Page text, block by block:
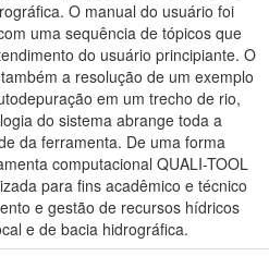
O manual do usuário foi
uma sequência de tópicos que
do usuário principiante. O
a resolução de um exemplo
em um trecho de rio,
do sistema abrange toda a
da ferramenta. De uma forma
computacional QUALI-TOOL
para fins acadêmico e técnico
e gestão de recursos hídricos
e de bacia hidrográfica.